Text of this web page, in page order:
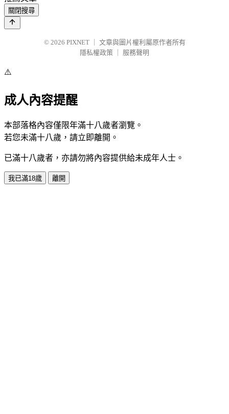
關閉搜尋
© 2026 PIXNET
文章與圖片權利屬原作者所有
隱私權政策
服務聲明
⚠️
成人內容提醒
本部落格內容僅限年滿十八歲者瀏覽。
若您未滿十八歲，請立即離開。
已滿十八歲者，亦請勿將內容提供給未成年人士。
我已滿18歲 離開